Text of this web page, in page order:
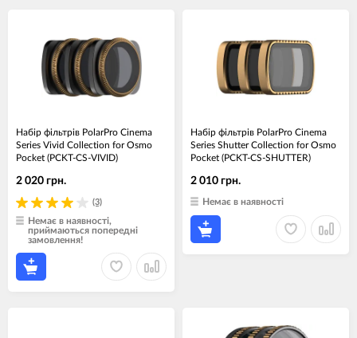
Набір фільтрів PolarPro Cinema
Series Vivid Collection for Osmo
Pocket (PCKT-CS-VIVID)
(3)
2 020 грн.
Немає в наявності,
приймаються попередні
замовлення!
Набір фільтрів PolarPro Cinema
Series Shutter Collection for Osmo
Pocket (PCKT-CS-SHUTTER)
2 010 грн.
Немає в наявності